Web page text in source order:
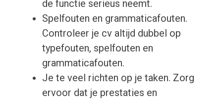
de functie serieus neemt.
Spelfouten en grammaticafouten.
Controleer je cv altijd dubbel op
typefouten, spelfouten en
grammaticafouten.
Je te veel richten op je taken. Zorg
ervoor dat je prestaties en